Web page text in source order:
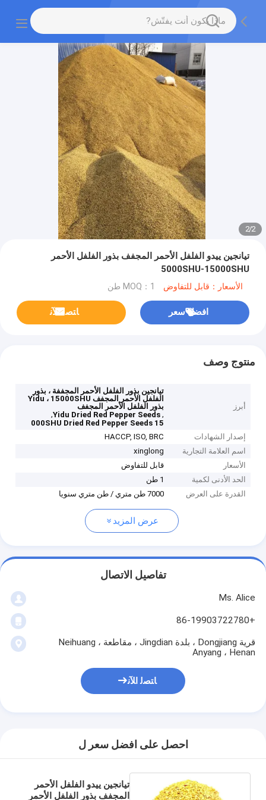
2
/
2
تيانجين ييدو الفلفل الأحمر المجفف بذور الفلفل الأحمر
5000SHU-15000SHU
الأسعار：قابل للتفاوض MOQ：1 طن
افضل سعر ﺎﺘﺼﻟ ﺍﻶﻧ
منتوج وصف
أبرز
تيانجين بذور الفلفل الأحمر المجففة ، بذور
الفلفل الأحمر المجفف Yidu ، 15000SHU
بذور الفلفل الأحمر المجفف
,
Yidu Dried Red Pepper Seeds
,
15 000SHU Dried Red Pepper Seeds
إصدار الشهادات
HACCP, ISO, BRC
اسم العلامة التجارية
xinglong
الأسعار
قابل للتفاوض
الحد الأدنى لكمية
1 طن
القدرة على العرض
7000 طن متري / طن متري سنويا
عرض المزيد
تفاصيل الاتصال
Ms. Alice
+86-19903722780
قرية Dongjiang ، بلدة Jingdian ، مقاطعة Neihuang ،
Anyang ، Henan
ﺎﺘﺼﻟ ﺍﻶﻧ
احصل على افضل سعر ل
تيانجين ييدو الفلفل الأحمر
المجفف بذور الفلفل الأحمر